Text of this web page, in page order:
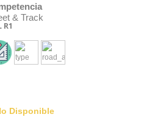
& Track
R1
Disponible